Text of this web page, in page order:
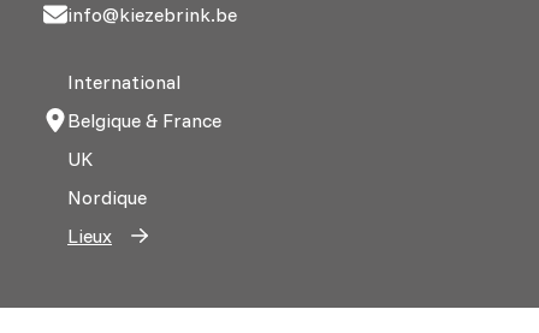
info@kiezebrink.be
International
Belgique & France
UK
Nordique
Lieux